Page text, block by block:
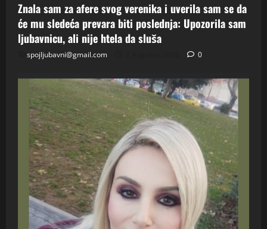
Znala sam za afere svog verenika i uverila sam se da
će mu sledeća prevara biti poslednja: Upozorila sam
ljubavnicu, ali nije htela da sluša
spojljubavni@gmail.com 0